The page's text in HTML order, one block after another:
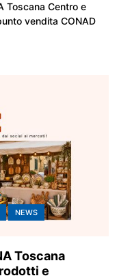
Toscana Centro e
vendita CONAD
NEWS
Toscana
e